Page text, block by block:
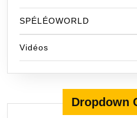
SPÉLÉOWORLD
Vidéos
Dropdown